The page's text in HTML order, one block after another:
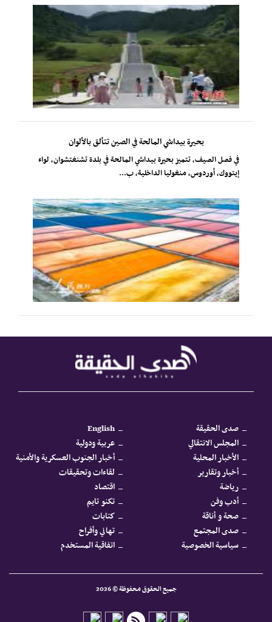
بحيرة بيداشي المالحة في الصين تتألق بالألوان
في فصل الصيف، تتميز بحيرة بيداشي المالحة في بلدة تشنغتشوان، لواء
إيتووك، أوردوس، منغوليا الداخلية، ب...
صدى الحقيقة
English
المجلس الانتقالي
عربية ودولية
الأخبار المحلية
أخبار الجنوب العسكرية والأمنية
أخبار وتقارير
لقاءات وتحقيقات
رياضة
اقتصاد
أدب وفن
تكنو تايم
صحة و أناقة
كتابات
صدى المجتمع
تهاني وأفراح
سياسية الخصوصية
اتفاقية المستخدم
جميع الحقوق محفوظة © 2026